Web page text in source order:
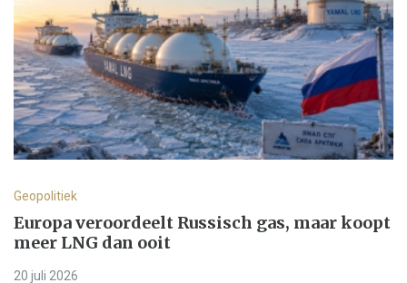
Geopolitiek
Europa veroordeelt Russisch gas, maar koopt
meer LNG dan ooit
20 juli 2026